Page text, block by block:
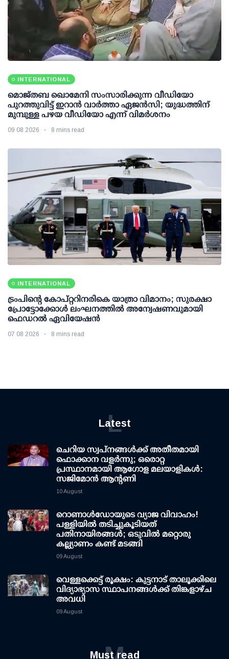
INTERNATIONAL
മൊജ്തബ ഖൊമേനി സംസാരിക്കുന്ന വീഡിയോ
പുറത്തുവിട്ട് ഇറാന്‍ വാര്‍ത്താ ഏജന്‍സി; യുദ്ധത്തിന്
മുമ്പുള്ള പഴയ വീഡിയോ എന്ന് വിമര്‍ശനം
09 08 2026 8 mins read
INTERNATIONAL
ട്രംപിന്റെ കോപ്റ്ററിനരികെ യാത്രാ വിമാനം; സുരക്ഷാ
പ്രോട്ടോക്കോള്‍ ലംഘനത്തില്‍ അന്വേഷണവുമായി
ഫെഡറല്‍ ഏവിയേഷന്‍
07 08 2026 8 mins read
Latest
L
ചെറിയ സ്വപ്നങ്ങൾക്ക് അതീതമായി
ഫൊക്കാന വളർന്നു; ഒരൊറ്റ
പ്രസ്ഥാനമായി ആഗോള മലയാളികൾ:
സജിമോൻ ആന്റണി
10 August
റൊണാള്‍ഡോയുടെ വ്യാജ വിവാഹം!
പള്ളിയില്‍ തടിച്ചുകൂടിയത്
പതിനായിരങ്ങള്‍; ഒടുവില്‍ മറ്റൊരു
കല്ല്യാണം കണ്ട് മടങ്ങി
09 August
വെള്ളക്കെട്ട് രൂക്ഷം: കുട്ടനാട് താലൂക്കിലെ
വിദ്യാഭ്യാസ സ്ഥാപനങ്ങള്‍ക്ക് തിങ്കളാഴ്ച
അവധി
09 August
Must read